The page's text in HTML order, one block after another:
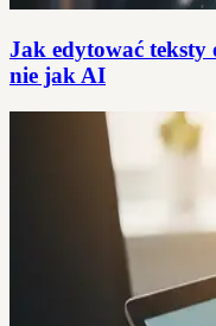
Jak edytować teksty
nie jak AI